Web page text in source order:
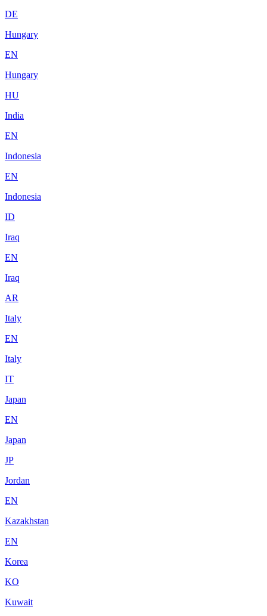
DE
Hungary
EN
Hungary
HU
India
EN
Indonesia
EN
Indonesia
ID
Iraq
EN
Iraq
AR
Italy
EN
Italy
IT
Japan
EN
Japan
JP
Jordan
EN
Kazakhstan
EN
Korea
KO
Kuwait